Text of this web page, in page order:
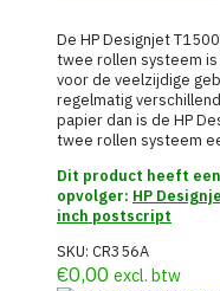
De HP Designjet
twee rollen systeem
voor de veelzijdige
regelmatig
papier dan is de HP
twee rollen systeem
Dit product heeft
opvolger: HP
inch postscript
SKU: CR356A
€0,00 excl. btw